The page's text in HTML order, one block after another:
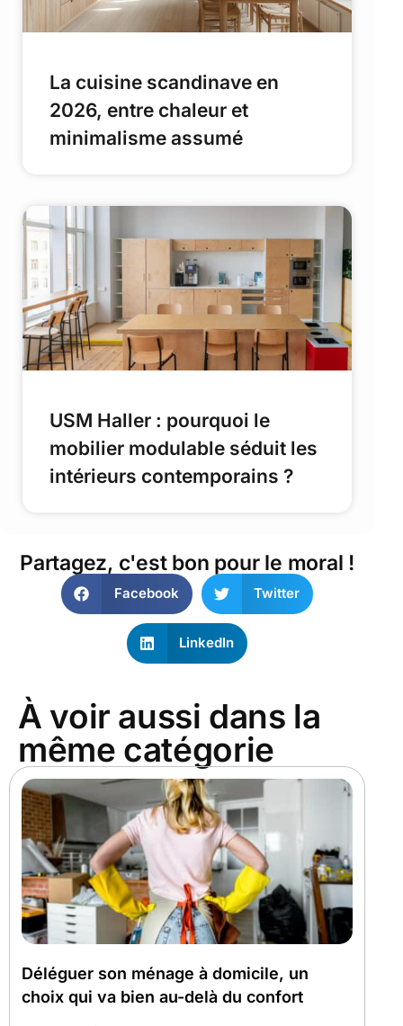
La cuisine scandinave en
2026, entre chaleur et
minimalisme assumé
USM Haller : pourquoi le
mobilier modulable séduit les
intérieurs contemporains ?
Partagez, c'est bon pour le moral !
Facebook Twitter
LinkedIn
À voir aussi dans la
même catégorie
Déléguer son ménage à domicile, un
choix qui va bien au-delà du confort